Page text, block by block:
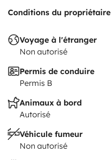
Conditions du propriétaire
Voyage à l'étranger
Non autorisé
Permis de conduire
Permis B
Animaux à bord
Autorisé
Véhicule fumeur
Non autorisé